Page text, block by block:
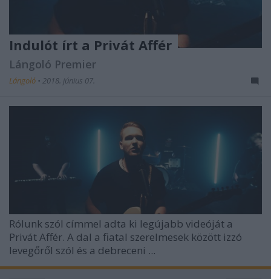
Indulót írt a Privát Affér
Lángoló Premier
Lángoló • 2018. június 07.
Rólunk szól címmel adta ki legújabb videóját a
Privát Affér. A dal a fiatal szerelmesek között izzó
levegőről szól és a debreceni ...